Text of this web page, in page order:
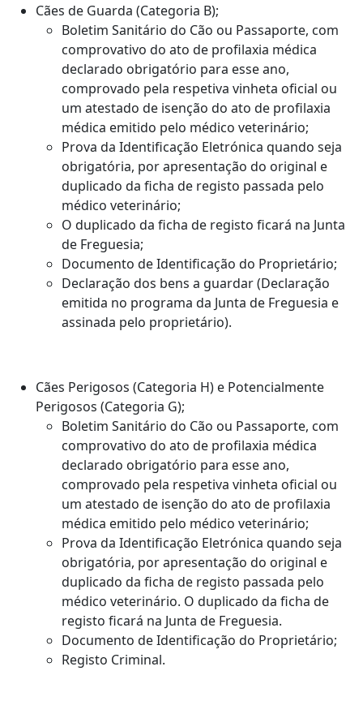
Cães de Guarda (Categoria B);
Boletim Sanitário do Cão ou Passaporte, com
comprovativo do ato de profilaxia médica
declarado obrigatório para esse ano,
comprovado pela respetiva vinheta oficial ou
um atestado de isenção do ato de profilaxia
médica emitido pelo médico veterinário;
Prova da Identificação Eletrónica quando seja
obrigatória, por apresentação do original e
duplicado da ficha de registo passada pelo
médico veterinário;
O duplicado da ficha de registo ficará na Junta
de Freguesia;
Documento de Identificação do Proprietário;
Declaração dos bens a guardar (Declaração
emitida no programa da Junta de Freguesia e
assinada pelo proprietário).
Cães Perigosos (Categoria H) e Potencialmente
Perigosos (Categoria G);
Boletim Sanitário do Cão ou Passaporte, com
comprovativo do ato de profilaxia médica
declarado obrigatório para esse ano,
comprovado pela respetiva vinheta oficial ou
um atestado de isenção do ato de profilaxia
médica emitido pelo médico veterinário;
Prova da Identificação Eletrónica quando seja
obrigatória, por apresentação do original e
duplicado da ficha de registo passada pelo
médico veterinário. O duplicado da ficha de
registo ficará na Junta de Freguesia.
Documento de Identificação do Proprietário;
Registo Criminal.